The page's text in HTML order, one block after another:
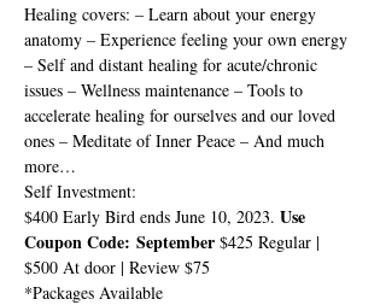
Healing covers: – Learn about your energy
anatomy – Experience feeling your own energy
– Self and distant healing for acute/chronic
issues – Wellness maintenance – Tools to
accelerate healing for ourselves and our loved
ones – Meditate of Inner Peace – And much
more…
Self Investment:
$400 Early Bird ends June 10, 2023. Use
Coupon Code: September $425 Regular |
$500 At door | Review $75
*Packages Available